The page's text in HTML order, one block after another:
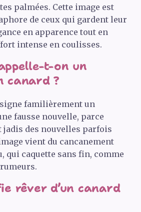
palmées. Cette image est
de ceux qui gardent leur
en apparence tout en
intense en coulisses.
t-on un
canard ?
familièrement un
fausse nouvelle, parce
jadis des nouvelles parfois
vient du cancanement
qui caquette sans fin, comme
rêver d’un canard